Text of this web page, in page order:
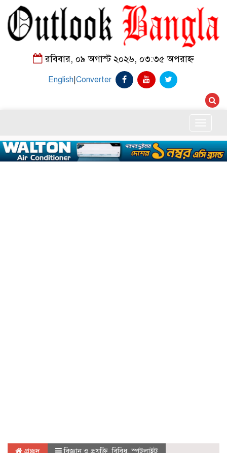
রবিবার, ০৯ অগাস্ট ২০২৬, ০৩:৩৫ অপরাহ্ন
English|Converter
প্রচ্ছদ বিজ্ঞান ও প্রযুক্তি,বিবিধ,স্পটলাইট